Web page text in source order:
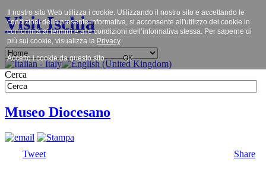
Visit Ischia
Cerca
Museo Diocesano
Tweet Share
Il nostro sito Web utilizza i cookie. Utilizzando il nostro sito e accettando le
condizioni della presente informativa, si acconsente all'utilizzo dei cookie in
conformità ai termini e alle condizioni dell’informativa stessa. Per saperne di
più sui cookie, visualizza la Privacy.
Accetto i cookie da questo sito. OK